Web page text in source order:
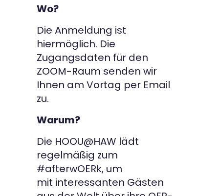
Wo?
Die Anmeldung ist
hiermöglich. Die
Zugangsdaten für den
ZOOM-Raum senden wir
Ihnen am Vortag per Email
zu.
Warum?
Die HOOU@HAW lädt
regelmäßig zum
#afterwOERk, um
mit interessanten Gästen